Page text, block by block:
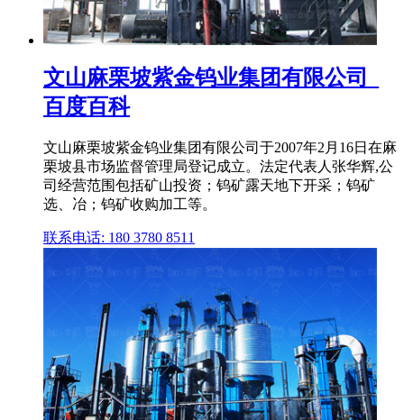
文山麻栗坡紫金钨业集团有限公司_
百度百科
文山麻栗坡紫金钨业集团有限公司于2007年2月16日在麻
栗坡县市场监督管理局登记成立。法定代表人张华辉,公
司经营范围包括矿山投资；钨矿露天地下开采；钨矿
选、冶；钨矿收购加工等。
联系电话: 180 3780 8511